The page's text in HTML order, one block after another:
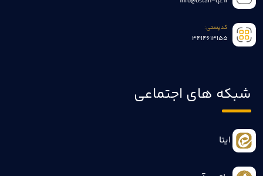
کدپستی:
3414613155
شبکه های اجتماعی
ایتا